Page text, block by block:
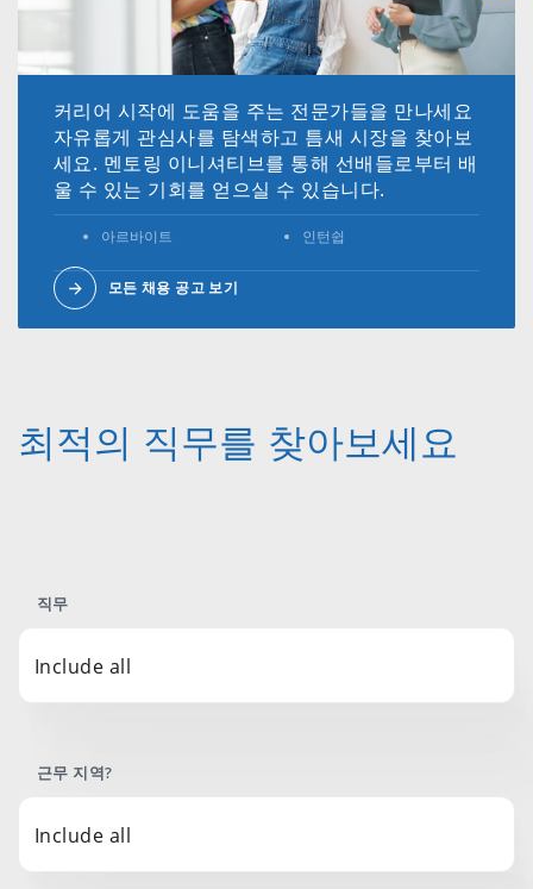
커리어 시작에 도움을 주는 전문가들을 만나세요
자유롭게 관심사를 탐색하고 틈새 시장을 찾아보
세요. 멘토링 이니셔티브를 통해 선배들로부터 배
울 수 있는 기회를 얻으실 수 있습니다.
아르바이트 인턴쉽
모든 채용 공고 보기
최적의 직무를 찾아보세요
직무
Include all
근무 지역?
Include all